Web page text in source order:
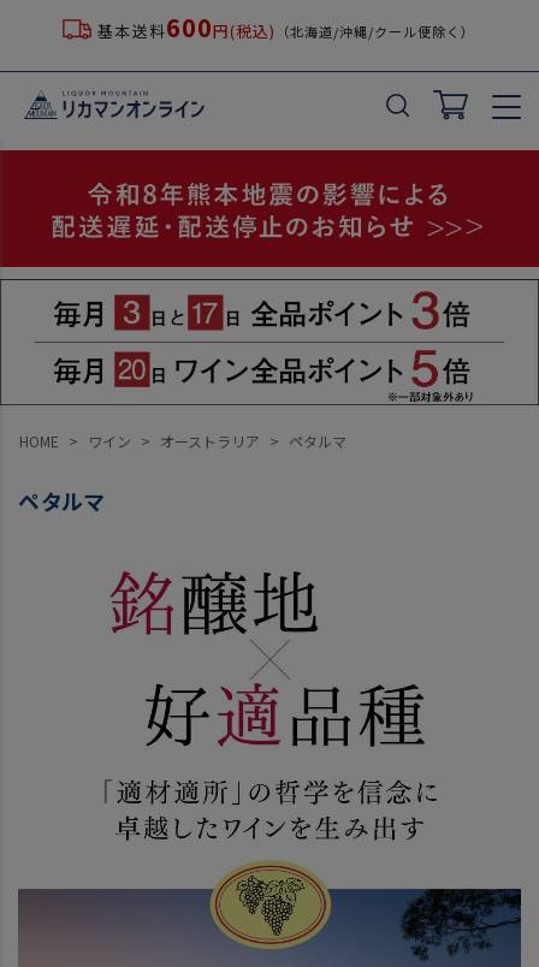
基本送料600円(税込) （北海道/沖縄/クール便除く）
HOME ワイン オーストラリア ペタルマ
ペタルマ